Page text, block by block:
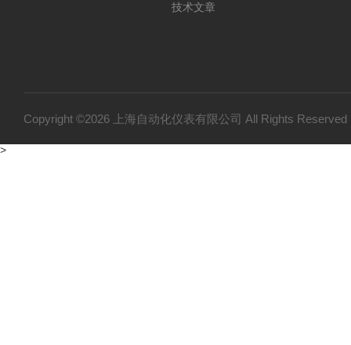
技术文章
Copyright ©2026 上海自动化仪表有限公司 All Rights
>